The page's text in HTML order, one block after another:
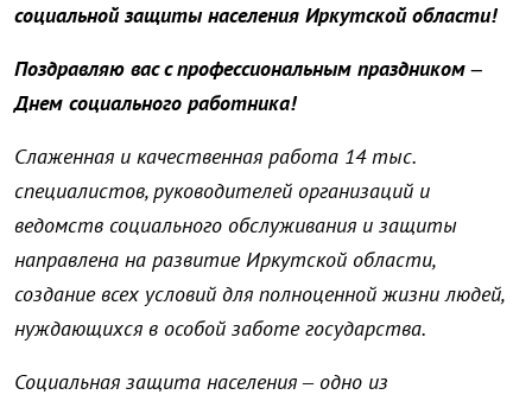
социальной защиты населения Иркутской области!
Поздравляю вас с профессиональным праздником –
Днем социального работника!
Слаженная и качественная работа 14 тыс.
специалистов, руководителей организаций и
ведомств социального обслуживания и защиты
направлена на развитие Иркутской области,
создание всех условий для полноценной жизни людей,
нуждающихся в особой заботе государства.
Социальная защита населения – одно из